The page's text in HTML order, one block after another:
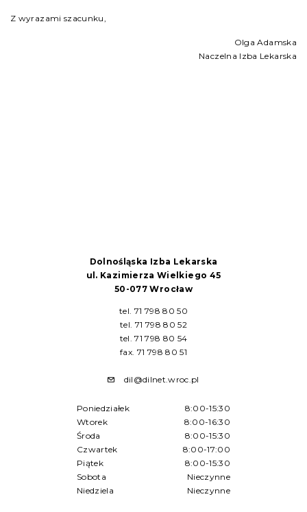
Z wyrazami szacunku,
Olga Adamska
Naczelna Izba Lekarska
Dolnośląska Izba Lekarska
ul. Kazimierza Wielkiego 45
50-077 Wrocław
tel. 71 798 80 50
tel. 71 798 80 52
tel. 71 798 80 54
fax. 71 798 80 51
dil@dilnet.wroc.pl
Poniedziałek
8:00-15:30
Wtorek
8:00-16:30
Środa
8:00-15:30
Czwartek
8:00-17:00
Piątek
8:00-15:30
Sobota
Nieczynne
Niedziela
Nieczynne